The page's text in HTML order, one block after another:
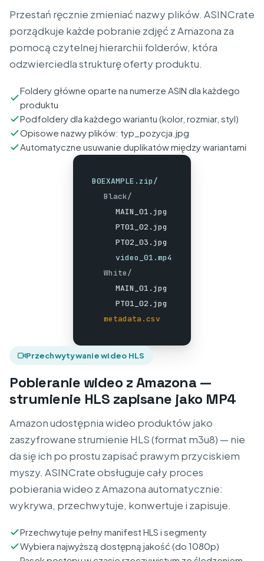
Przestań ręcznie zmieniać nazwy plików. ASINCrate
porządkuje każde pobranie zdjęć z Amazona za
pomocą czytelnej hierarchii folderów, która
odzwierciedla strukturę oferty produktu.
Foldery główne oparte na numerze ASIN dla każdego
produktu
Podfoldery dla każdego wariantu (kolor, rozmiar, styl)
Opisowe nazwy plików: typ_pozycja.jpg
Automatyczne usuwanie duplikatów między wariantami
B0EXAMPLE.zip/
Black/
MAIN_01.jpg
PT01_02.jpg
PT02_03.jpg
video_01.mp4
White/
MAIN_01.jpg
PT01_02.jpg
metadata.csv
Przechwytywanie wideo HLS
Pobieranie wideo z Amazona —
strumienie HLS zapisane jako MP4
Amazon udostępnia wideo produktów jako
zaszyfrowane strumienie HLS (format m3u8) — nie
da się ich po prostu zapisać prawym przyciskiem
myszy. ASINCrate obsługuje cały proces
pobierania wideo z Amazona automatycznie:
wykrywa, przechwytuje, konwertuje i zapisuje.
Przechwytuje pełny manifest HLS i segmenty
Wybiera najwyższą dostępną jakość (do 1080p)